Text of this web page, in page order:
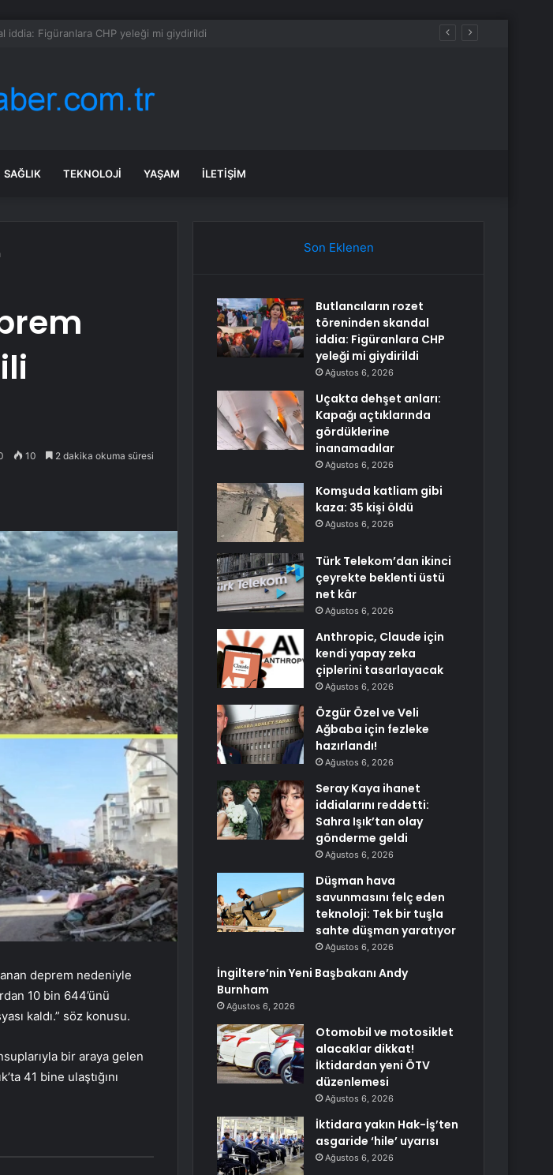
gördüklerine inanamadılar
SAĞLIK TEKNOLOJI YAŞAM İLETIŞIM
10 2 dakika okuma süresi
deprem nedeniyle
10 bin 644’ünü
kaldı.” söz konusu.
bir araya gelen
41 bine ulaştığını
Son Eklenen
Butlancıların rozet
töreninden skandal
iddia: Figüranlara CHP
yeleği mi giydirildi
Ağustos 6, 2026
Uçakta dehşet anları:
Kapağı açtıklarında
gördüklerine
inanamadılar
Ağustos 6, 2026
Komşuda katliam gibi
kaza: 35 kişi öldü
Ağustos 6, 2026
Türk Telekom’dan ikinci
çeyrekte beklenti üstü
net kâr
Ağustos 6, 2026
Anthropic, Claude için
kendi yapay zeka
çiplerini tasarlayacak
Ağustos 6, 2026
Özgür Özel ve Veli
Ağbaba için fezleke
hazırlandı!
Ağustos 6, 2026
Seray Kaya ihanet
iddialarını reddetti:
Sahra Işık’tan olay
gönderme geldi
Ağustos 6, 2026
Düşman hava
savunmasını felç eden
teknoloji: Tek bir tuşla
sahte düşman yaratıyor
Ağustos 6, 2026
İngiltere’nin Yeni Başbakanı Andy
Burnham
Ağustos 6, 2026
Otomobil ve motosiklet
alacaklar dikkat!
İktidardan yeni ÖTV
düzenlemesi
Ağustos 6, 2026
İktidara yakın Hak-İş’ten
asgaride ‘hile’ uyarısı
Ağustos 6, 2026